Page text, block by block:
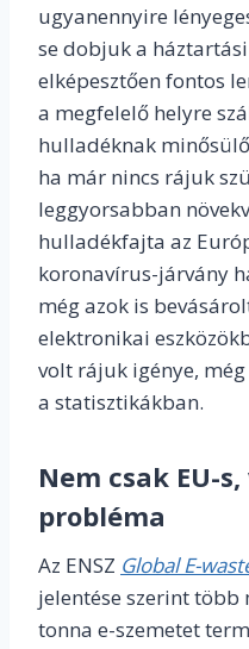
ugyanennyire
se dobjuk a
elképesztően fontos
a megfelelő helyre
hulladéknak
ha már nincs rájuk
leggyorsabban
hulladékfajta az
koronavírus-járvány
még azok is
elektronikai
volt rájuk igénye,
a statisztikákban.
Nem csak EU-
probléma
Az ENSZ Global E-
jelentése szerint
tonna e-szemetet